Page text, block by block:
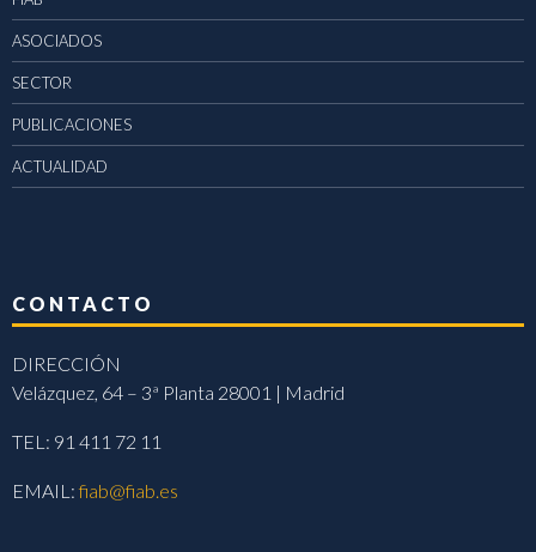
ASOCIADOS
SECTOR
PUBLICACIONES
ACTUALIDAD
CONTACTO
DIRECCIÓN
Velázquez, 64 – 3ª Planta 28001 | Madrid
TEL: 91 411 72 11
EMAIL:fiab@fiab.es